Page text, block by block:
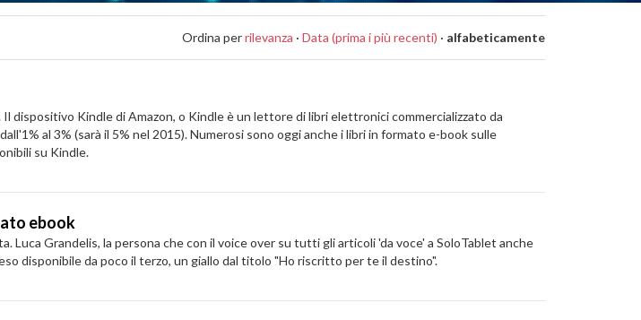
Ordina perrilevanza · Data (prima i più recenti) · alfabeticamente
Kindle di Amazon, o Kindle è un lettore di libri elettronici commercializzato da
al 3% (sarà il 5% nel 2015). Numerosi sono oggi anche i libri in formato e-book sulle
su Kindle.
ebook
Luca Grandelis, la persona che con il voice over su tutti gli articoli 'da voce' a SoloTablet anche
disponibile da poco il terzo, un giallo dal titolo "Ho riscritto per te il destino".